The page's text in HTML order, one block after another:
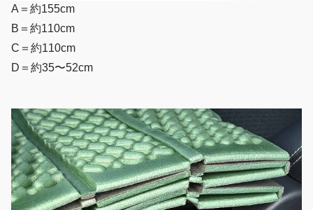
A＝約155cm
B＝約110cm
C＝約110cm
D＝約35〜52cm